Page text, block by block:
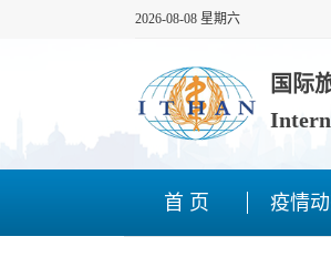
2026-08-08 星期六
国际
首 页 疫情